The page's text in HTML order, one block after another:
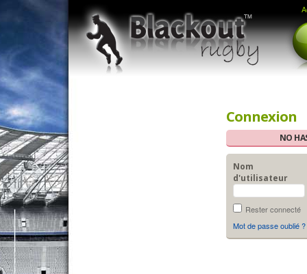
Connexion
NO
Nom
d'utilisateur
Rester connecté
Mot de passe oublié ?